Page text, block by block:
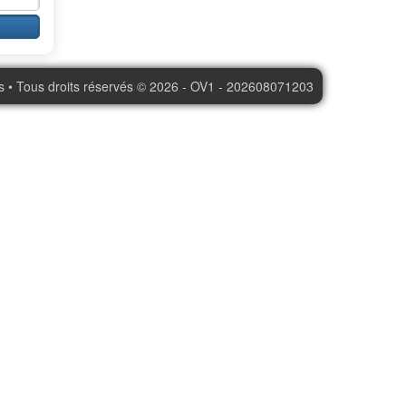
• Tous droits réservés © 2026 - OV1 - 202608071203